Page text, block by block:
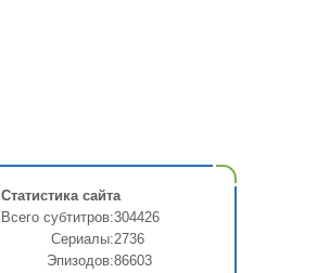
Статистика сайта
Всего субтитров:304426
Сериалы:2736
Эпизодов:86603